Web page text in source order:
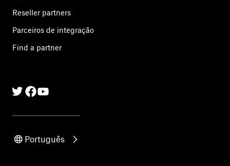
Reseller partners
Parceiros de integração
Find a partner
Português